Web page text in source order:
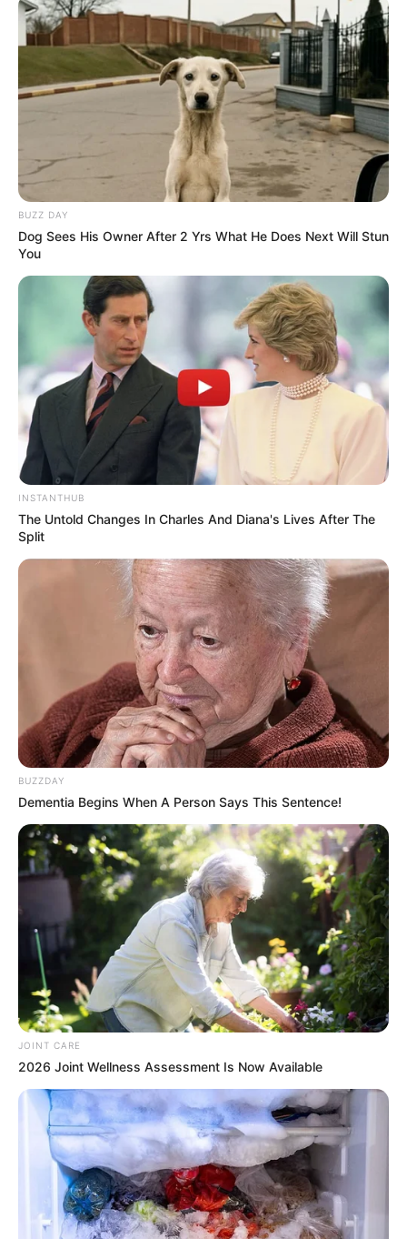
Facebook
Twitter
Pinterest
Share
BUZZ DAY
Dog Sees His Owner After 2 Yrs What He Does Next Will Stun
You
INSTANTHUB
The Untold Changes In Charles And Diana's Lives After The
Split
BUZZDAY
Dementia Begins When A Person Says This Sentence!
JOINT CARE
2026 Joint Wellness Assessment Is Now Available